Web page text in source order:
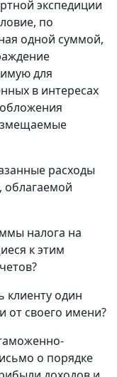
экспедиции
по
одной суммой,
для
в интересах
расходы
облагаемой
налога на
к этим
клиенту один
от своего имени?
о порядке